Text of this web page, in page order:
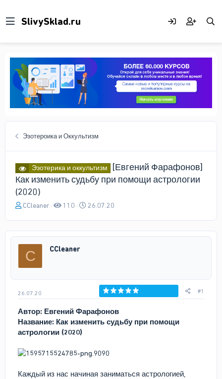
Эзотероика и Оккультизм
Эзотерика и оккультизм
[Евгений Фарафонов]
Как изменить судьбу при помощи астрологии
(2020)
А
о
р
ы
CCleaner 110
Д
а
л
26.07.20
C CCleaner
26.07.20
Голосов: 0
#1
Автор: Евгений Фарафонов
Название: Как изменить судьбу при помощи
астрологии (2020)
Каждый из нас начиная заниматься астрологией,